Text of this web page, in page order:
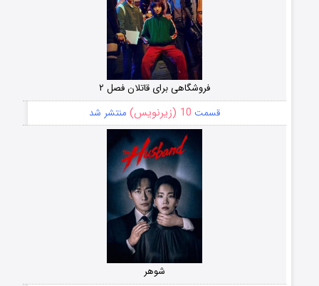
فروشگاهی برای قاتلان فصل ۲
قسمت 10 (زیرنویس) منتشر شد
شوهر